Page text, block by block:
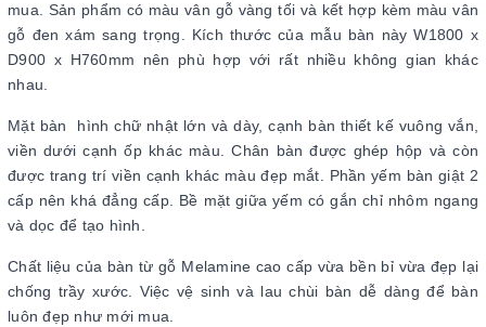
mua. Sản phẩm có màu vân gỗ vàng tối và kết hợp kèm màu vân
gỗ đen xám sang trọng. Kích thước của mẫu bàn này W1800 x
D900 x H760mm nên phù hợp với rất nhiều không gian khác
nhau.
Mặt bàn hình chữ nhật lớn và dày, cạnh bàn thiết kế vuông vắn,
viền dưới cạnh ốp khác màu. Chân bàn được ghép hộp và còn
được trang trí viền cạnh khác màu đẹp mắt. Phần yếm bàn giật 2
cấp nên khá đẳng cấp. Bề mặt giữa yếm có gắn chỉ nhôm ngang
và dọc để tạo hình.
Chất liệu của bàn từ gỗ Melamine cao cấp vừa bền bỉ vừa đẹp lại
chống trầy xước. Việc vệ sinh và lau chùi bàn dễ dàng để bàn
luôn đẹp như mới mua.